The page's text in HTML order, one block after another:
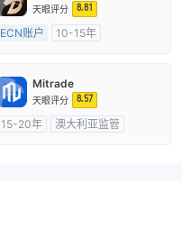
天眼评分 8.81
ECN账户
10-15年
主标MT4
Mitrade
天眼评分 8.57
15-20年
澳大利亚监管